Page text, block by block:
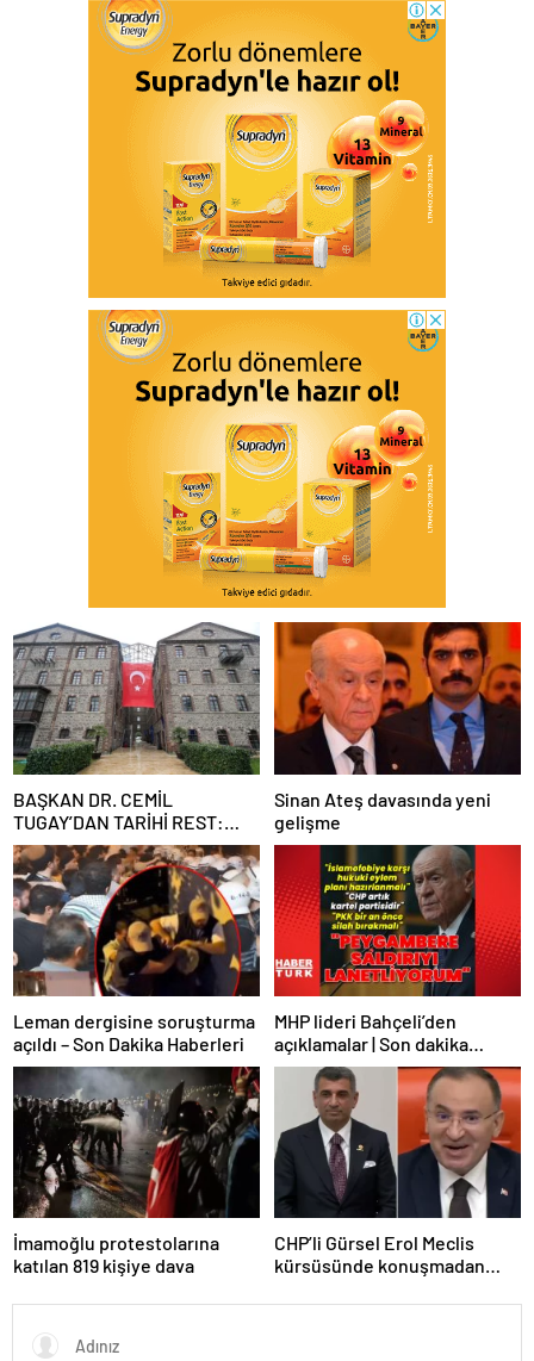
BAŞKAN DR. CEMİL
TUGAY’DAN TARİHİ REST:
“İZMİR’İN MALINA
ÇÖKTÜRMEM, HALKIN
HAKKINI KİMSEYE
YEDİRMEM!”
Sinan Ateş davasında yeni
gelişme
Leman dergisine soruşturma
açıldı – Son Dakika Haberleri
MHP lideri Bahçeli’den
açıklamalar | Son dakika
haberler | Son dakika
haberleri
İmamoğlu protestolarına
katılan 819 kişiye dava
CHP’li Gürsel Erol Meclis
kürsüsünde konuşmadan
güldürdü